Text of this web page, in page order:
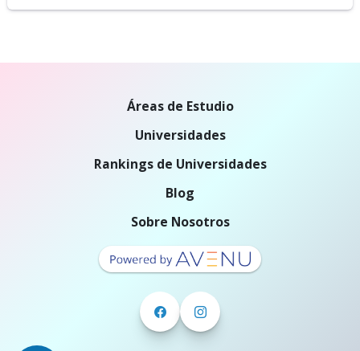
Áreas de Estudio
Universidades
Rankings de Universidades
Blog
Sobre Nosotros